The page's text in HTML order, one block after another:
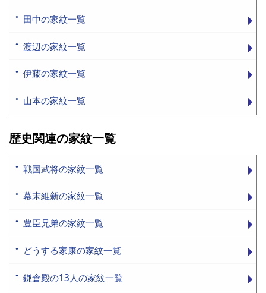
田中の家紋一覧
渡辺の家紋一覧
伊藤の家紋一覧
山本の家紋一覧
歴史関連の家紋一覧
戦国武将の家紋一覧
幕末維新の家紋一覧
豊臣兄弟の家紋一覧
どうする家康の家紋一覧
鎌倉殿の13人の家紋一覧